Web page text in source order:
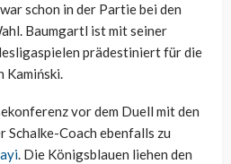
schon in der Partie bei den
Baumgartl ist mit seiner
prädestiniert für die
Kamiński.
vor dem Duell mit den
Schalke-Coach ebenfalls zu
. Die Königsblauen liehen den